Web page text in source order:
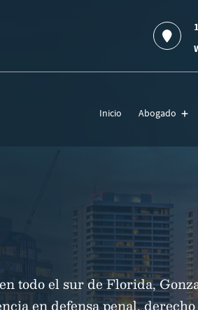
Inicio Abogado
todo el sur de Florida,
en defensa penal,